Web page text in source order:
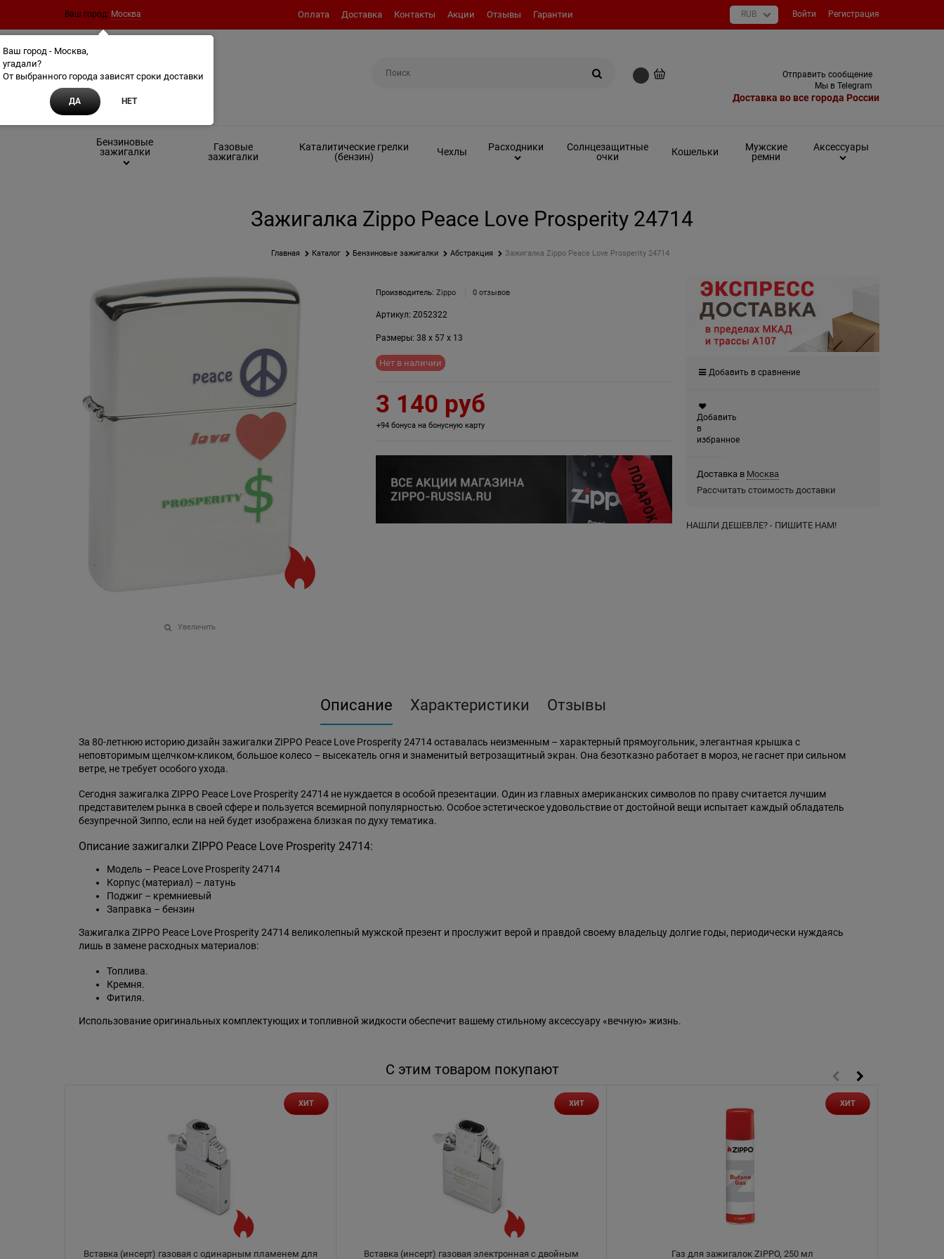
Ваш город: Москва Оплата Доставка Контакты Акции Отзывы Гарантии Войти Регистрация
Отправить сообщение
Мы в Telegram
Доставка во все города России
Бензиновые
зажигалки
Газовые
зажигалки
Каталитические грелки
(бензин)
Чехлы Расходники
Солнцезащитные
очки
Кошельки
Мужские
ремни
Аксессуары
Зажигалка Zippo Peace Love Prosperity 24714
Главная Каталог Бензиновые зажигалки Абстракция Зажигалка Zippo Peace Love Prosperity 24714
Увеличить
Производитель: Zippo 0 отзывов
Артикул: Z052322
Размеры: 38 x 57x 13
Нет в наличии
3 140 руб
+94 бонуса на бонусную карту
Добавить в сравнение
Добавить
в
избранное
Доставка в Москва
Рассчитать стоимость доставки
НАШЛИ ДЕШЕВЛЕ? - ПИШИТЕ НАМ!
Описание Характеристики Отзывы
За 80-летнюю историю дизайн зажигалки ZIPPO Peace Love Prosperity 24714 оставалась неизменным – характерный прямоугольник, элегантная крышка с
неповторимым щелчком-кликом, большое колесо – высекатель огня и знаменитый ветрозащитный экран. Она безотказно работает в мороз, не гаснет при сильном
ветре, не требует особого ухода.
Сегодня зажигалка ZIPPO Peace Love Prosperity 24714 не нуждается в особой презентации. Один из главных американских символов по праву считается лучшим
представителем рынка в своей сфере и пользуется всемирной популярностью. Особое эстетическое удовольствие от достойной вещи испытает каждый обладатель
безупречной Зиппо, если на ней будет изображена близкая по духу тематика.
Описание зажигалки ZIPPO Peace Love Prosperity 24714:
Модель – Peace Love Prosperity 24714
Корпус (материал) – латунь
Поджиг – кремниевый
Заправка – бензин
Зажигалка ZIPPO Peace Love Prosperity 24714 великолепный мужской презент и прослужит верой и правдой своему владельцу долгие годы, периодически нуждаясь
лишь в замене расходных материалов:
Топлива.
Кремня.
Фитиля.
Использование оригинальных комплектующих и топливной жидкости обеспечит вашему стильному аксессуару «вечную» жизнь.
С этим товаром покупают
Вставка (инсерт) газовая с одинарным пламенем для
ХИТ
Вставка (инсерт) газовая электронная с двойным
ХИТ
Газ для зажигалок ZIPPO, 250 мл
ХИТ
Ваш город - Москва,
угадали?
От выбранного города зависят сроки доставки
ДА НЕТ